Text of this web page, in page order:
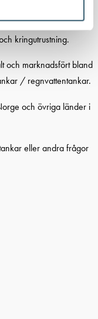
kringutrustning.
och marknadsfört bland
/ regnvattentankar.
och övriga länder i
eller andra frågor